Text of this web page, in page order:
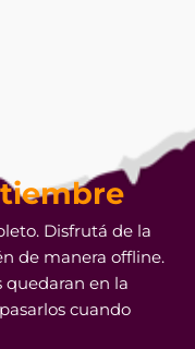
Disfrutá de la
de manera offline.
quedaran en la
cuando